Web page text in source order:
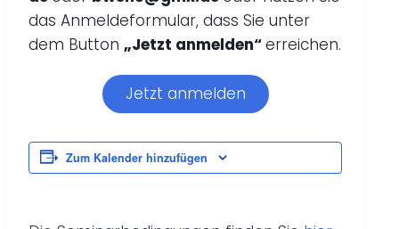
das Anmeldeformular, dass Sie unter
dem Button „Jetzt anmelden“erreichen.
Jetzt anmelden
Zum Kalender hinzufügen